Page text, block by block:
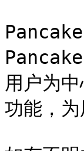
用户为
功能，